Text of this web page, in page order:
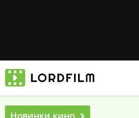
Новинки кино